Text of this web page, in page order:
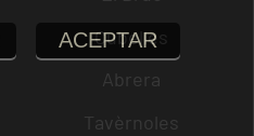
Cubelles
Abrera
Tavèrnoles
ACEPTAR